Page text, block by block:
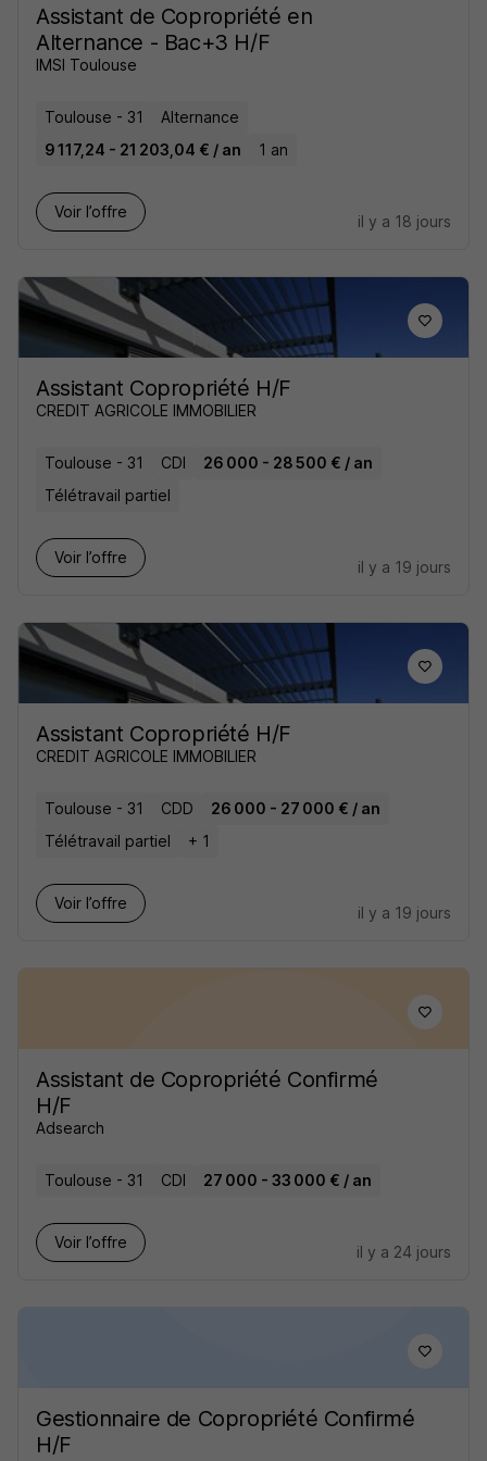
Assistant de Copropriété en
Alternance - Bac+3 H/F
IMSI Toulouse
Toulouse - 31
Alternance
9 117,24 - 21 203,04 € / an
1 an
Voir l’offre
il y a 18 jours
Assistant Copropriété H/F
CREDIT AGRICOLE IMMOBILIER
Toulouse - 31 CDI
26 000 - 28 500 € / an
Télétravail partiel
Voir l’offre
il y a 19 jours
Assistant Copropriété H/F
CREDIT AGRICOLE IMMOBILIER
Toulouse - 31 CDD
26 000 - 27 000 € / an
Télétravail partiel
+ 1
Voir l’offre
il y a 19 jours
Assistant de Copropriété Confirmé
H/F
Adsearch
Toulouse - 31 CDI 27 000 - 33 000 € / an
Voir l’offre
il y a 24 jours
Gestionnaire de Copropriété Confirmé
H/F